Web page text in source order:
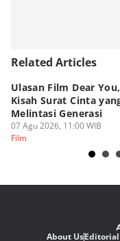
Related Articles
Ulasan Film Dear You,
Kisah Surat Cinta
Melintasi Generasi
07 Agu 2026, 11:00 WIB
Film
About UsEditorial